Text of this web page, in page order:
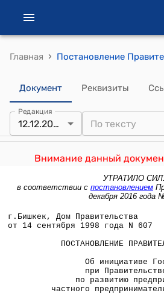
Главная ›
Документ Реквизиты
Редакция
12.12.2016
Внимание данный